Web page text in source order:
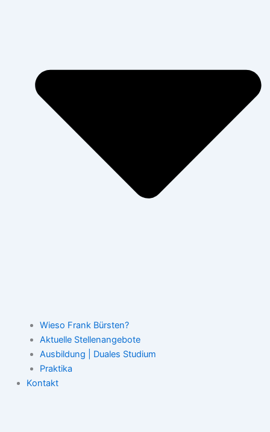
Wieso Frank Bürsten?
Aktuelle Stellenangebote
Ausbildung | Duales Studium
Praktika
Kontakt